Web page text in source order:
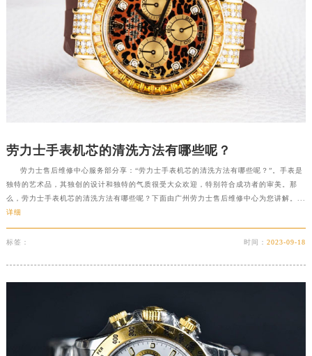
劳力士手表机芯的清洗方法有哪些呢？
劳力士售后维修中心服务部分享：“劳力士手表机芯的清洗方法有哪些呢？”。手表是
独特的艺术品，其独创的设计和独特的气质很受大众欢迎，特别符合成功者的审美。那
么，劳力士手表机芯的清洗方法有哪些呢？下面由广州劳力士售后维修中心为您讲解。...
详细
标签： 时间：2023-09-18